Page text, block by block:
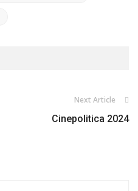
Next Article
Cinepolitica 2024